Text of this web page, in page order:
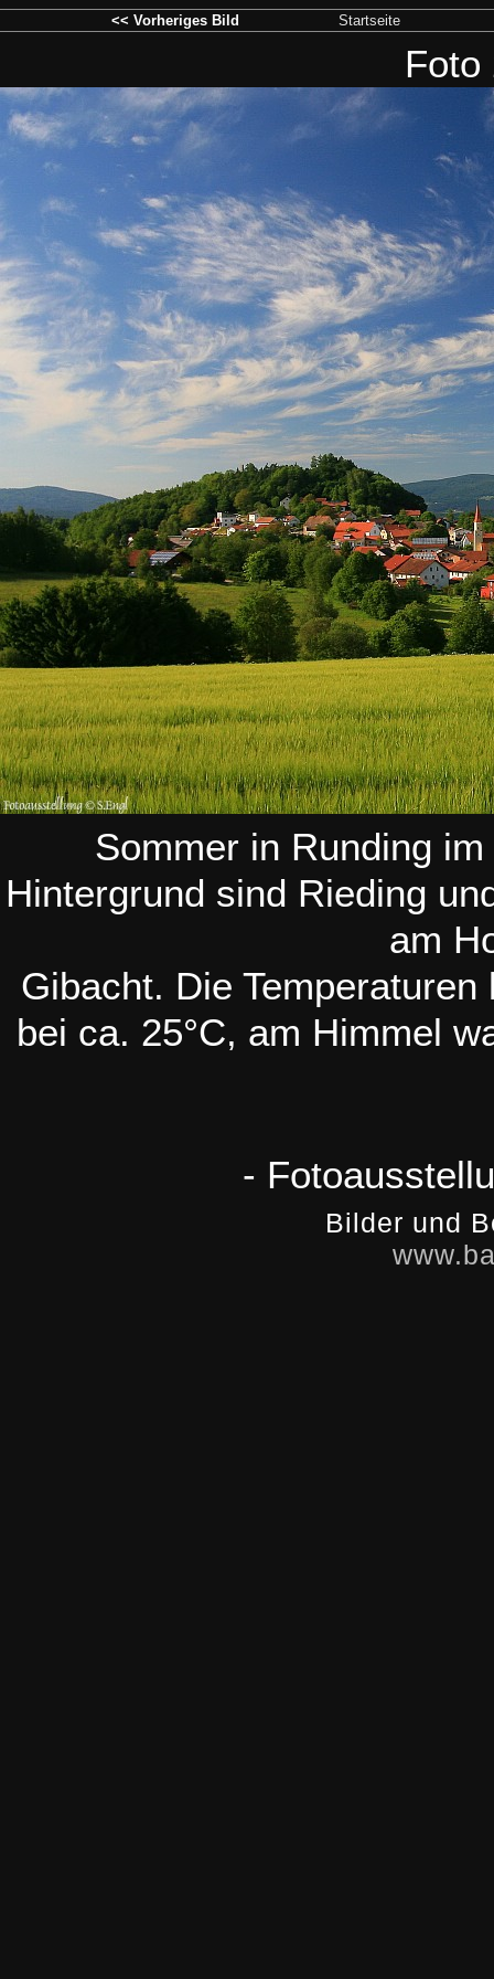
<< Vorheriges Bild Startseite
Foto
Sommer in Runding
Hintergrund sind Rieding
am
Gibacht. Die
bei ca. 25°C, am Himmel
-
Bilder und